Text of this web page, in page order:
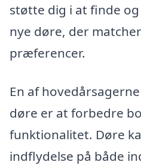
støtte dig i at finde
nye døre, der
præferencer.
En af
døre er at forbedre
funktionalitet. Døre
indflydelse på både